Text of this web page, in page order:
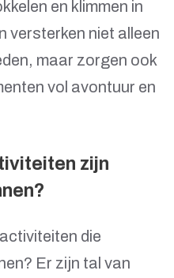
en klimmen in
versterken niet alleen
maar zorgen ook
vol avontuur en
zijn
die
Er zijn tal van